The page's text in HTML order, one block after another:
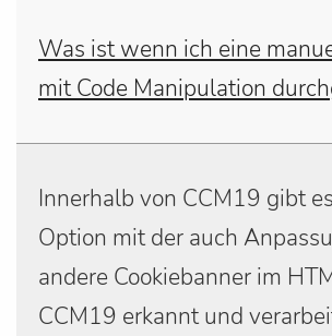
Was ist wenn ich eine
mit Code Manipulation
Innerhalb von CCM19 gibt
Option mit der auch
andere Cookiebanner im
CCM19 erkannt und